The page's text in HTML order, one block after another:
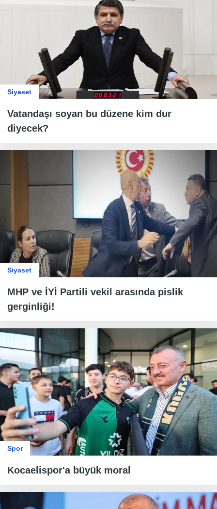
Siyaset
Vatandaşı soyan bu düzene kim dur
diyecek?
Siyaset
MHP ve İYİ Partili vekil arasında pislik
gerginliği!
Spor
Kocaelispor'a büyük moral